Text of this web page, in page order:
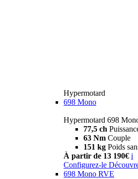
Hypermotard
698 Mono
Hypermotard 698
77,5 ch
63 Nm Couple
151 kg Poids
À partir de 13 190€ i
Configurez-le
698 Mono RVE